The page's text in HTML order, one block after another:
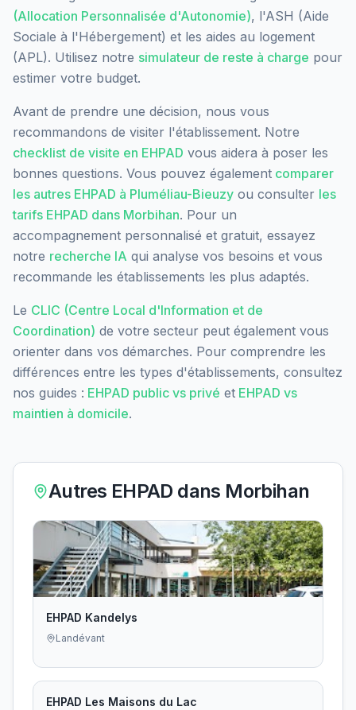
(Allocation Personnalisée d'Autonomie), l'ASH (Aide
Sociale à l'Hébergement) et les aides au logement
(APL). Utilisez notre simulateur de reste à charge pour
estimer votre budget.
Avant de prendre une décision, nous vous
recommandons de visiter l'établissement. Notre
checklist de visite en EHPAD vous aidera à poser les
bonnes questions. Vous pouvez également comparer
les autres EHPAD à Pluméliau-Bieuzy ou consulter les
tarifs EHPAD dans Morbihan. Pour un
accompagnement personnalisé et gratuit, essayez
notre recherche IA qui analyse vos besoins et vous
recommande les établissements les plus adaptés.
Le CLIC (Centre Local d'Information et de
Coordination) de votre secteur peut également vous
orienter dans vos démarches. Pour comprendre les
différences entre les types d'établissements, consultez
nos guides : EHPAD public vs privé et EHPAD vs
maintien à domicile.
Autres EHPAD dans Morbihan
EHPAD Kandelys
Landévant
EHPAD Les Maisons du Lac